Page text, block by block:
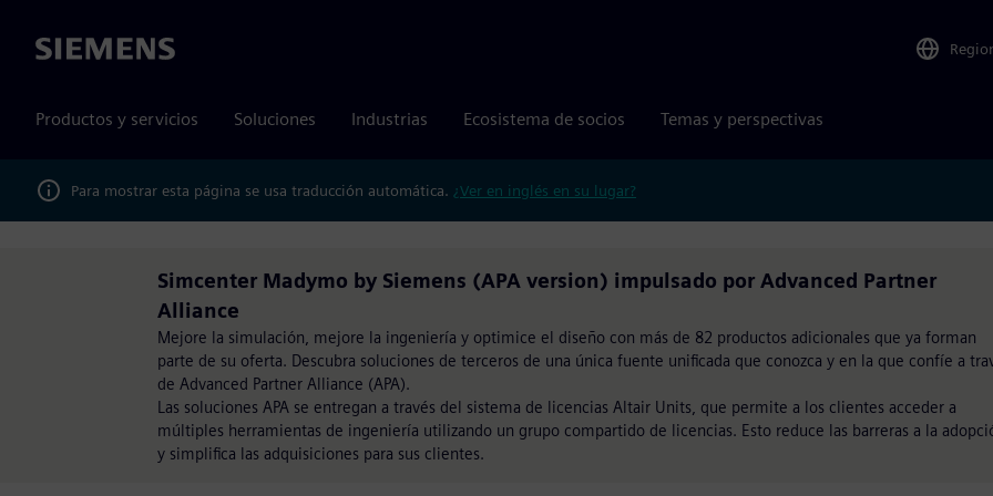
Siemens
Productos y servicios Soluciones Industrias Ecosistema de socios Temas y perspectivas
Para mostrar esta página se usa traducción automática. ¿Ver en inglés en su lugar?
Simcenter Madymo by Siemens (APA version) impulsado por Advanced Partner
Alliance
Mejore la simulación, mejore la ingeniería y optimice el diseño con más de 82 productos adicionales que ya forman
parte de su oferta. Descubra soluciones de terceros de una única fuente unificada que conozca y en la que confíe a
de Advanced Partner Alliance (APA).
Las soluciones APA se entregan a través del sistema de licencias Altair Units, que permite a los clientes acceder a
múltiples herramientas de ingeniería utilizando un grupo compartido de licencias. Esto reduce las barreras a la
y simplifica las adquisiciones para sus clientes.